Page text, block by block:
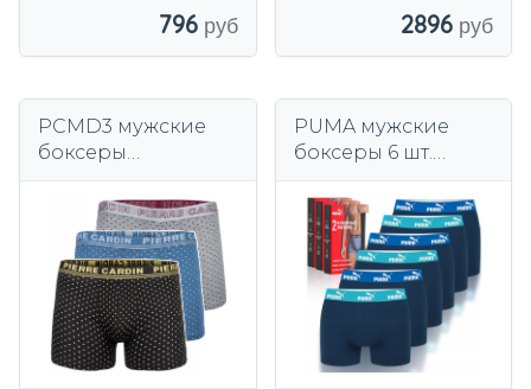
796 2896
PCMD3 мужские
боксеры
PIERRE CARDIN 3-
Pack MIX
PUMA мужские
боксеры 6 шт.
синий темно
размер L